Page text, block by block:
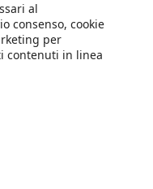
di al
consenso, cookie
per
contenuti in linea